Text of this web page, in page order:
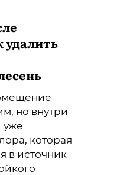
удалить
но внутри
уже
которая
в источник